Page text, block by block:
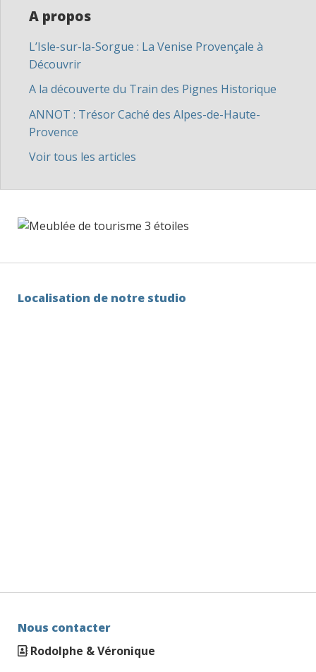
A propos
L’Isle-sur-la-Sorgue : La Venise Provençale à
Découvrir
A la découverte du Train des Pignes Historique
ANNOT : Trésor Caché des Alpes-de-Haute-
Provence
Voir tous les articles
Localisation de notre studio
Nous contacter
Rodolphe & Véronique